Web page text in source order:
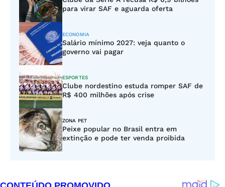
para virar SAF e aguarda oferta
ECONOMIA
Salário mínimo 2027: veja quanto o
governo vai pagar
ESPORTES
Clube nordestino estuda romper SAF de
R$ 400 milhões após crise
ZONA PET
Peixe popular no Brasil entra em
extinção e pode ter venda proibida